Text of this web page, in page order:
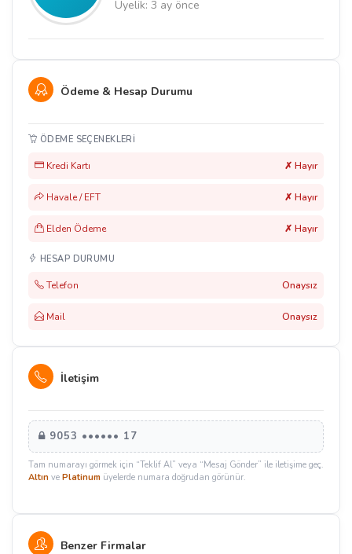
Üyelik: 3 ay önce
Ödeme & Hesap Durumu
ÖDEME SEÇENEKLERI
Kredi Kartı ✗ Hayır
Havale / EFT ✗ Hayır
Elden Ödeme ✗ Hayır
HESAP DURUMU
Telefon Onaysız
Mail Onaysız
İletişim
9053 •••••• 17
Tam numarayı görmek için “Teklif Al” veya “Mesaj Gönder” ile iletişime geç.
Altın ve Platinum üyelerde numara doğrudan görünür.
Benzer Firmalar